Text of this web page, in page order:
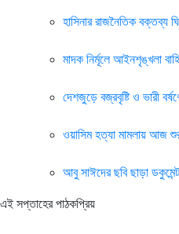
হাসিনার রাজনৈতিক বক্তব্য
মাদক নির্মূলে আইনশৃঙ্খলা
দেশজুড়ে বজ্রবৃষ্টি ও ভারী
ওয়াসিম হত্যা মামলায় আজ
আবু সাঈদের ছবি ছাড়া
এই সপ্তাহের পাঠকপ্রিয়